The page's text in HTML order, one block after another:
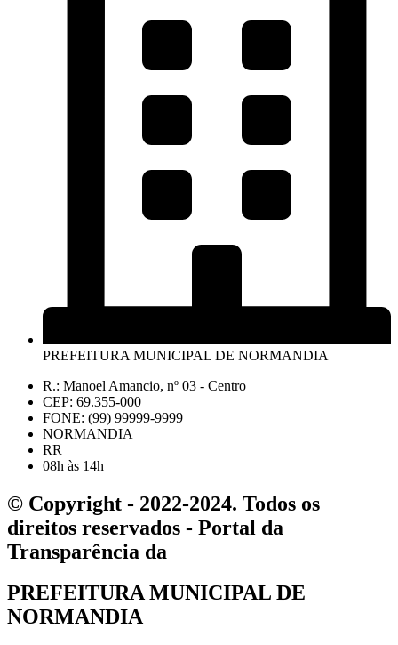
PREFEITURA MUNICIPAL DE NORMANDIA
R.: Manoel Amancio, nº 03 - Centro
CEP: 69.355-000
FONE: (99) 99999-9999
NORMANDIA
RR
08h às 14h
© Copyright - 2022-2024. Todos os
direitos reservados - Portal da
Transparência da
PREFEITURA MUNICIPAL DE
NORMANDIA